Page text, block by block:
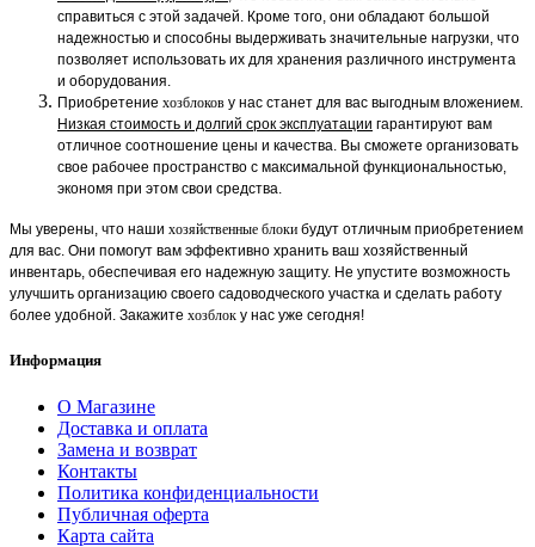
справиться с этой задачей. Кроме того, они обладают большой
надежностью и способны выдерживать значительные нагрузки, что
позволяет использовать их для хранения различного инструмента
и оборудования.
Приобретение хозблоков у нас станет для вас выгодным вложением.
Низкая стоимость и долгий срок эксплуатации гарантируют вам
отличное соотношение цены и качества. Вы сможете организовать
свое рабочее пространство с максимальной функциональностью,
экономя при этом свои средства.
Мы уверены, что наши хозяйственные блоки будут отличным приобретением
для вас. Они помогут вам эффективно хранить ваш хозяйственный
инвентарь, обеспечивая его надежную защиту. Не упустите возможность
улучшить организацию своего садоводческого участка и сделать работу
более удобной. Закажите хозблок у нас уже сегодня!
Информация
О Магазине
Доставка и оплата
Замена и возврат
Контакты
Политика конфиденциальности
Публичная оферта
Карта сайта